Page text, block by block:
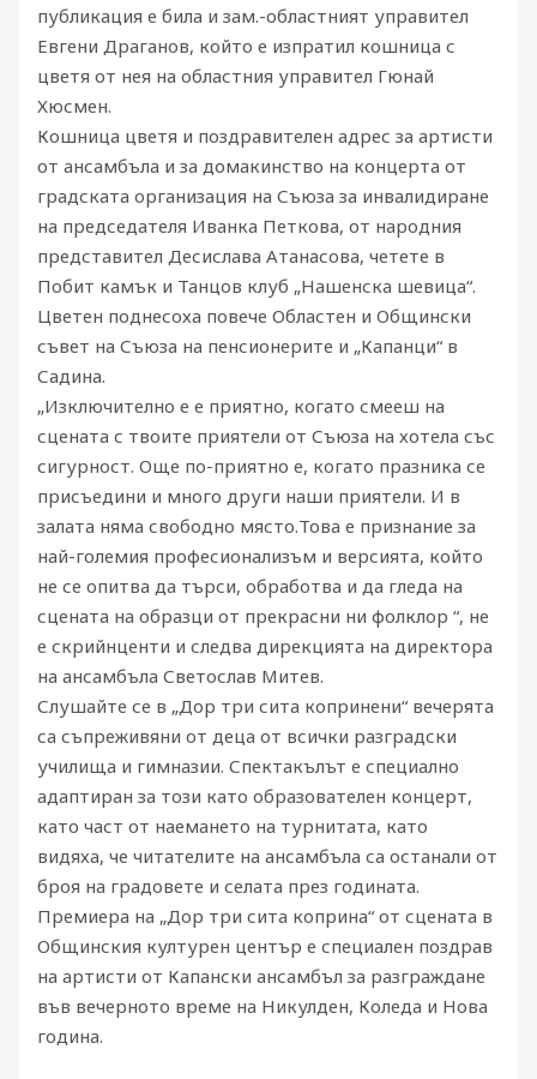
публикация е била и зам.-областният управител
Евгени Драганов, който е изпратил кошница с
цветя от нея на областния управител Гюнай
Хюсмен.
Кошница цветя и поздравителен адрес за артисти
от ансамбъла и за домакинство на концерта от
градската организация на Съюза за инвалидиране
на председателя Иванка Петкова, от народния
представител Десислава Атанасова, четете в
Побит камък и Танцов клуб „Нашенска шевица“.
Цветен поднесоха повече Областен и Общински
съвет на Съюза на пенсионерите и „Капанци“ в
Садина.
„Изключително е е приятно, когато смееш на
сцената с твоите приятели от Съюза на хотела със
сигурност.Още по-приятно е, когато празника се
присъедини и много други наши приятели. И в
залата няма свободно място.Това е признание за
най-големия професионализъм и версията, който
не се опитва да търси, обработва и да гледа на
сцената на образци от прекрасни ни фолклор “, не
е скрийнценти и следва дирекцията на директора
на ансамбъла Светослав Митев.
Слушайте се в „Дор три сита копринени“ вечерята
са съпреживяни от деца от всички разградски
училища и гимназии.Спектакълът е специално
адаптиран за този като образователен концерт,
като част от наемането на турнитата, като
видяха, че читателите на ансамбъла са останали от
броя на градовете и селата през годината.
Премиера на „Дор три сита коприна“ от сцената в
Общинския културен център е специален поздрав
на артисти от Капански ансамбъл за разграждане
във вечерното време на Никулден, Коледа и Нова
година.